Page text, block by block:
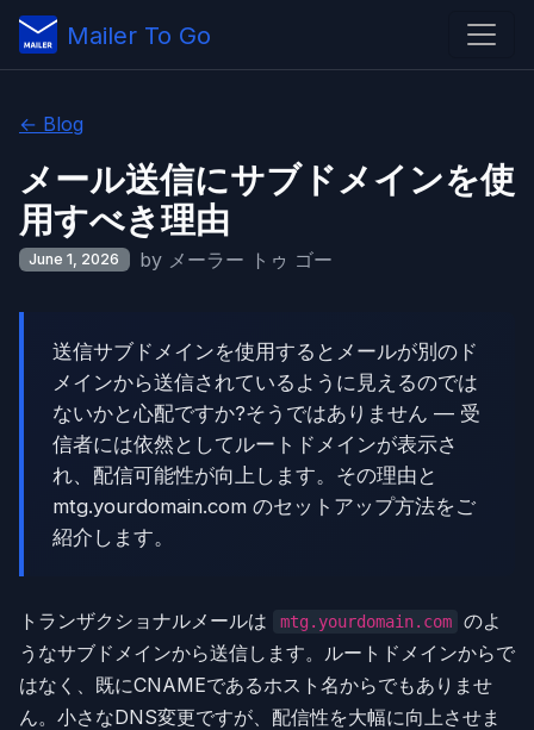
Mailer To Go
← Blog
メール送信にサブドメインを使
用すべき理由
June 1, 2026 by メーラー トゥ ゴー
送信サブドメインを使用するとメールが別のド
メインから送信されているように見えるのでは
ないかと心配ですか?そうではありません — 受
信者には依然としてルートドメインが表示さ
れ、配信可能性が向上します。その理由と
mtg.yourdomain.com のセットアップ方法をご
紹介します。
トランザクショナルメールは mtg.yourdomain.com
のよ
うなサブドメインから送信します。ルートドメインからで
はなく、既にCNAMEであるホスト名からでもありませ
ん。小さなDNS変更ですが、配信性を大幅に向上させま